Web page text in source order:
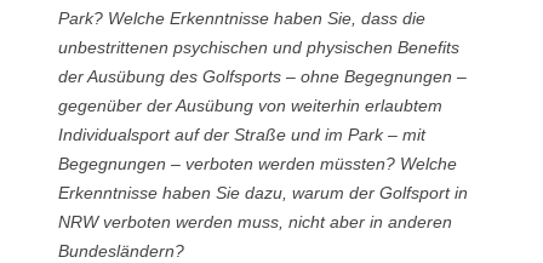
Park? Welche Erkenntnisse haben Sie, dass die
unbestrittenen psychischen und physischen Benefits
der Ausübung des Golfsports – ohne Begegnungen –
gegenüber der Ausübung von weiterhin erlaubtem
Individualsport auf der Straße und im Park – mit
Begegnungen – verboten werden müssten? Welche
Erkenntnisse haben Sie dazu, warum der Golfsport in
NRW verboten werden muss, nicht aber in anderen
Bundesländern?